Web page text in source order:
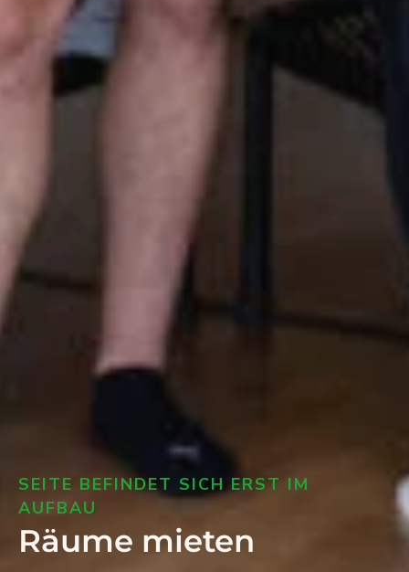
SEITE BEFINDET SICH ERST IM
AUFBAU
Räume mieten